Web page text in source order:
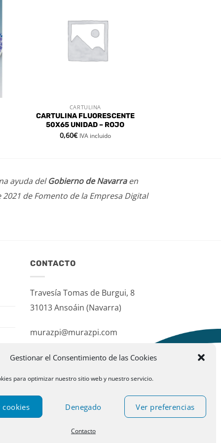
Gestionar el Consentimiento de las Cookies
para optimizar nuestro sitio web y nuestro servicio.
cookies Denegado Ver preferencias
Contacto
VISTA RÁPIDA
CARTULINA
CARTULINA FLUORESCENTE
50X65 UNIDAD – ROJO
0,60€ IVA incluido
ayuda delGobierno de Navarraen
de Fomento de la Empresa Digital
CONTACTO
Travesía Tomas de Burgui, 8
31013 Ansoáin (Navarra)
murazpi@murazpi.com